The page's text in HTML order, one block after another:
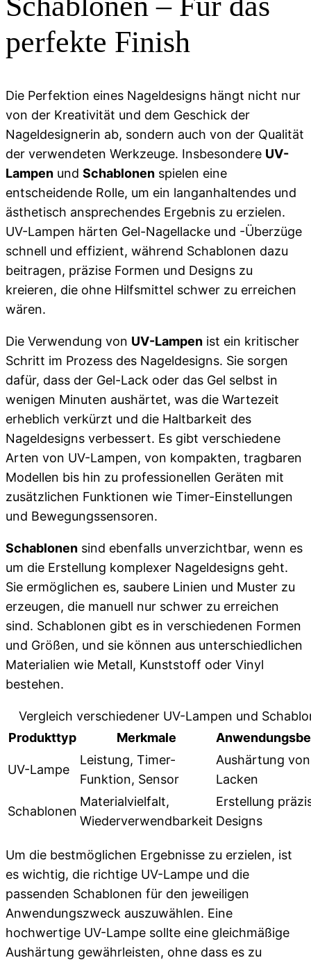
perfekte Finish
Die Perfektion eines Nageldesigns hängt nicht nur
von der Kreativität und dem Geschick der
Nageldesignerin ab, sondern auch von der Qualität
der verwendeten Werkzeuge. Insbesondere UV-
Lampen und Schablonen spielen eine
entscheidende Rolle, um ein langanhaltendes und
ästhetisch ansprechendes Ergebnis zu erzielen.
UV-Lampen härten Gel-Nagellacke und -Überzüge
schnell und effizient, während Schablonen dazu
beitragen, präzise Formen und Designs zu
kreieren, die ohne Hilfsmittel schwer zu erreichen
wären.
Die Verwendung von UV-Lampen ist ein kritischer
Schritt im Prozess des Nageldesigns. Sie sorgen
dafür, dass der Gel-Lack oder das Gel selbst in
wenigen Minuten aushärtet, was die Wartezeit
erheblich verkürzt und die Haltbarkeit des
Nageldesigns verbessert. Es gibt verschiedene
Arten von UV-Lampen, von kompakten, tragbaren
Modellen bis hin zu professionellen Geräten mit
zusätzlichen Funktionen wie Timer-Einstellungen
und Bewegungssensoren.
Schablonen sind ebenfalls unverzichtbar, wenn es
um die Erstellung komplexer Nageldesigns geht.
Sie ermöglichen es, saubere Linien und Muster zu
erzeugen, die manuell nur schwer zu erreichen
sind. Schablonen gibt es in verschiedenen Formen
und Größen, und sie können aus unterschiedlichen
Materialien wie Metall, Kunststoff oder Vinyl
bestehen.
Vergleich verschiedener UV-Lampen und
Produkttyp
Merkmale
UV-Lampe
Leistung, Timer-
Funktion, Sensor
Aushärtung
Lacken
Schablonen
Materialvielfalt,
Wiederverwendbarkeit
Erstellung
Designs
Um die bestmöglichen Ergebnisse zu erzielen, ist
es wichtig, die richtige UV-Lampe und die
passenden Schablonen für den jeweiligen
Anwendungszweck auszuwählen. Eine
hochwertige UV-Lampe sollte eine gleichmäßige
Aushärtung gewährleisten, ohne dass es zu